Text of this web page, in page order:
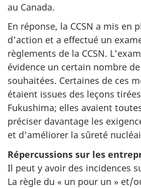
au Canada.
En réponse, la CCSN a mis en
d'action et a effectué un
règlements de la CCSN.
évidence un certain nombre
souhaitées. Certaines de ces
étaient issues des leçons
Fukushima; elles avaient
préciser davantage les
et d'améliorer la sûreté
Répercussions sur les
Il peut y avoir des incidences
La règle du « un pour un » et/